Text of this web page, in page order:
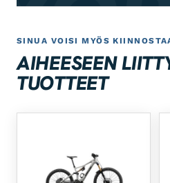
SINUA VOISI MYÖS
AIHEESEEN
TUOTTEET